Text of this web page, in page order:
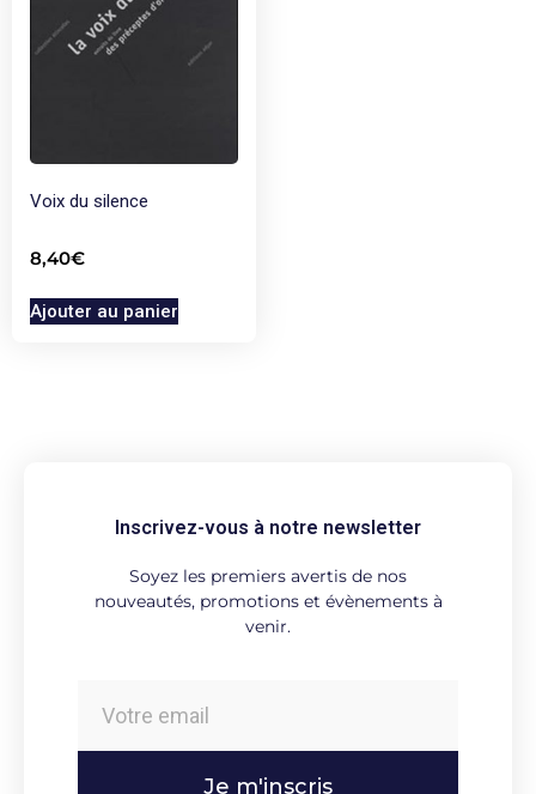
Voix du silence
8,40€
Ajouter au panier
Inscrivez-vous à notre newsletter
Soyez les premiers avertis de nos
nouveautés, promotions et évènements à
venir.
Je m'inscris